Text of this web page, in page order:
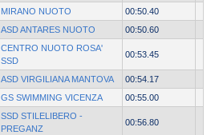
MIRANO NUOTO
00:50.40
ASD ANTARES NUOTO 00:50.60
CENTRO NUOTO ROSA'
SSD
00:53.45
ASD VIRGILIANA MANTOVA
00:54.17
GS SWIMMING VICENZA 00:55.00
SSD STILELIBERO -
PREGANZ
00:56.80